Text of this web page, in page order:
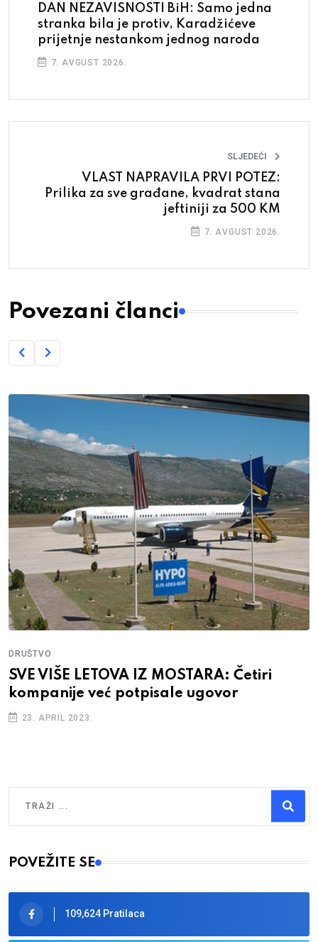
DAN NEZAVISNOSTI BiH: Samo jedna
stranka bila je protiv, Karadžićeve
prijetnje nestankom jednog naroda
7. AVGUST 2026.
SLJEDEĆI
VLAST NAPRAVILA PRVI POTEZ:
Prilika za sve građane, kvadrat stana
jeftiniji za 500 KM
7. AVGUST 2026.
Povezani članci
DRUŠTVO
SVE VIŠE LETOVA IZ MOSTARA: Četiri
kompanije već potpisale ugovor
23. APRIL 2023.
Type 2 or more characters for results.
POVEŽITE SE
109,624 Pratilaca